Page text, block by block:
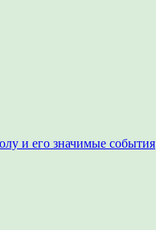
и его значимые события